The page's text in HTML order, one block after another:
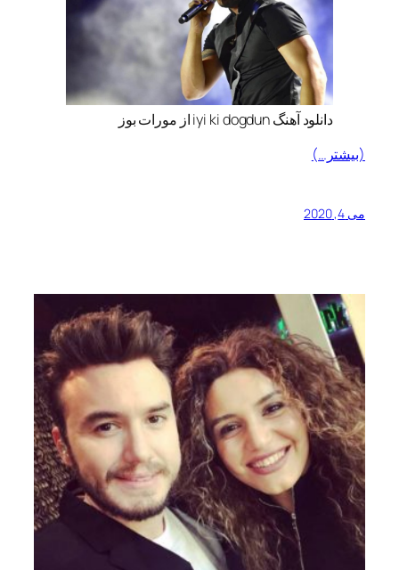
دانلود آهنگ iyi ki dogdun از مورات بوز
(بیشتر…)
می 4, 2020